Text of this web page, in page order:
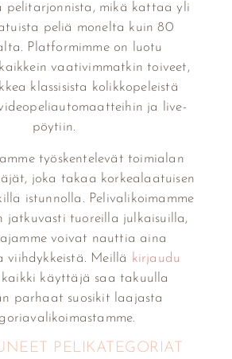
pelitarjonnista, mikä kattaa yli
peliä monelta kuin 80
Platformimme on luotu
vaativimmatkin toiveet,
klassisista kolikkopeleistä
ja live-
pöytiin.
työskentelevät toimialan
joka takaa korkealaatuisen
istunnolla. Pelivalikoimamme
jatkuvasti tuoreilla julkaisuilla,
voivat nauttia aina
viihdykkeistä. Meillä kirjaudu
kaikki käyttäjä saa takuulla
parhaat suosikit laajasta
PELIKATEGORIAT